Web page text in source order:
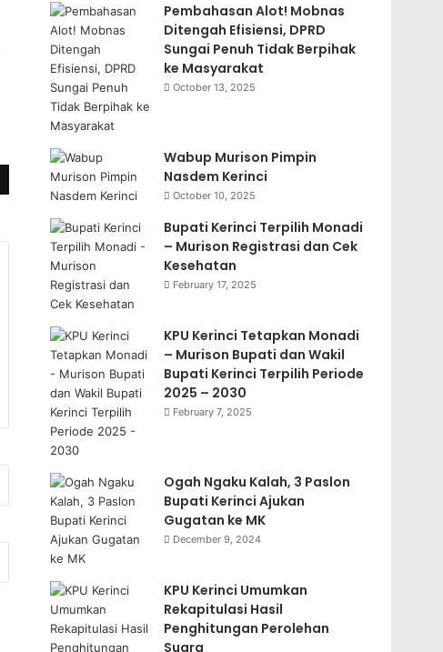
Pembahasan Alot! Mobnas
Ditengah Efisiensi, DPRD
Sungai Penuh Tidak Berpihak
ke Masyarakat
October 13, 2025
Wabup Murison Pimpin
Nasdem Kerinci
October 10, 2025
Bupati Kerinci Terpilih Monadi
– Murison Registrasi dan Cek
Kesehatan
February 17, 2025
KPU Kerinci Tetapkan Monadi
– Murison Bupati dan Wakil
Bupati Kerinci Terpilih Periode
2025 – 2030
February 7, 2025
Ogah Ngaku Kalah, 3 Paslon
Bupati Kerinci Ajukan
Gugatan ke MK
December 9, 2024
KPU Kerinci Umumkan
Rekapitulasi Hasil
Penghitungan Perolehan
Suara